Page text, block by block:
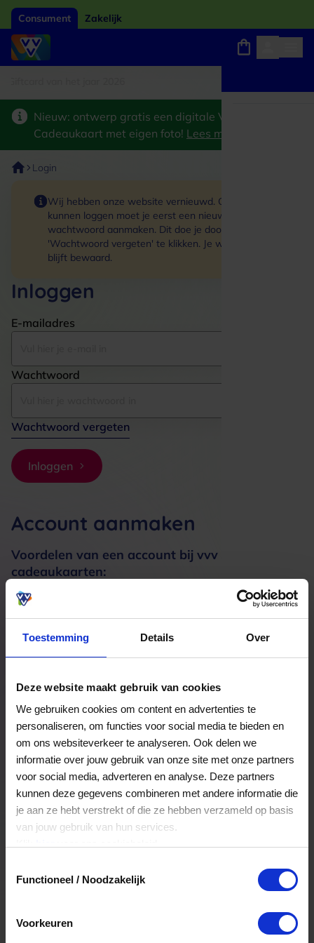
Toestemming Details Over
Deze website maakt gebruik van cookies
We gebruiken cookies om content en advertenties te
personaliseren, om functies voor social media te bieden en
om ons websiteverkeer te analyseren. Ook delen we
informatie over jouw gebruik van onze site met onze partners
voor social media, adverteren en analyse. Deze partners
kunnen deze gegevens combineren met andere informatie die
je aan ze hebt verstrekt of die ze hebben verzameld op basis
van jouw gebruik van hun services.
Functioneel / Noodzakelijk
Voorkeuren
Consument Zakelijk
Nieuw: ontwerp gratis een digitale VVV
Cadeaukaart met eigen foto! Lees meer
Login
Wij hebben onze website vernieuwd. Om in te
kunnen loggen moet je eerst een nieuw
wachtwoord aanmaken. Dit doe je door op de link
'Wachtwoord vergeten' te klikken. Je winkelmand
blijft bewaard.
Inloggen
E-mailadres
Wachtwoord
Wachtwoord vergeten
Inloggen
Account aanmaken
Voordelen van een account bij vvv
cadeaukaarten:
Meerdere adressen registreren
Een bestelling volgen
Nog veel meer...
Maak account aan